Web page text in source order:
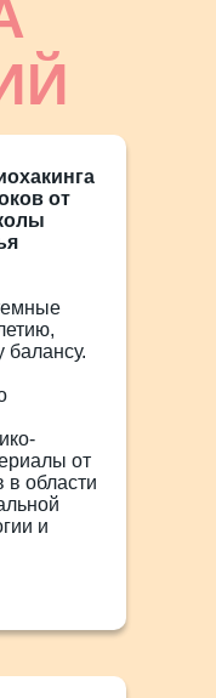
от
балансу.
от
в области
и